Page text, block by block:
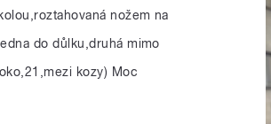
nožem na
do důlku,druhá mimo
kozy) Moc